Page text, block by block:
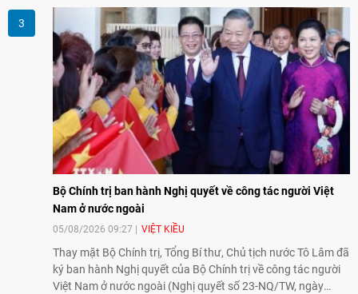
đồng hành cùng với phong trào hoà bình của nhân dân
Nhật Bản và thế giới ủng hộ giải trừ vũ khí hạt nhân của Việt
Nam.
Bộ Chính trị ban hành Nghị quyết về công tác người Việt
Nam ở nước ngoài
05/08/2026 09:27 VIỆT KIỀU
Thay mặt Bộ Chính trị, Tổng Bí thư, Chủ tịch nước Tô Lâm đã
ký ban hành Nghị quyết của Bộ Chính trị về công tác người
Việt Nam ở nước ngoài (Nghị quyết số 23-NQ/TW, ngày